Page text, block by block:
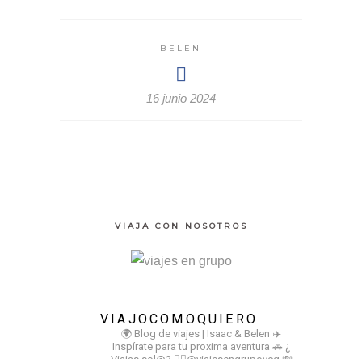
BELEN
16 junio 2024
VIAJA CON NOSOTROS
VIAJOCOMOQUIERO
🌍 Blog de viajes | Isaac & Belen ✈️
Inspírate para tu proxima aventura 🚗 ¿